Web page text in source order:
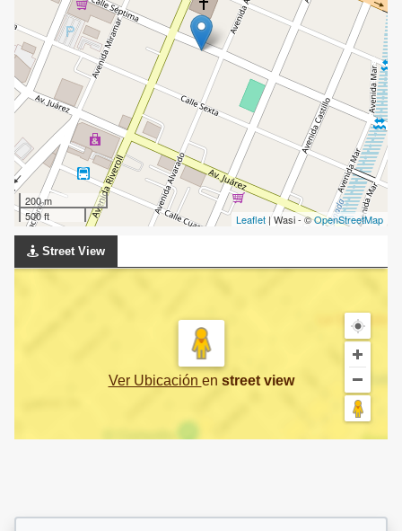
200 m
500 ft
Leaflet | Wasi - ©OpenStreetMap
Street View
Ver Ubicación en street view